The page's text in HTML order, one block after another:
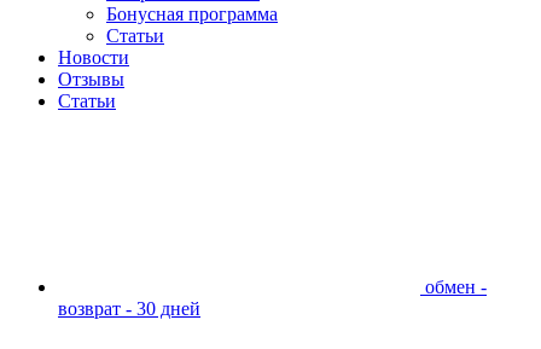
Бонусная программа
Статьи
Новости
Отзывы
Статьи
обмен -
возврат - 30 дней